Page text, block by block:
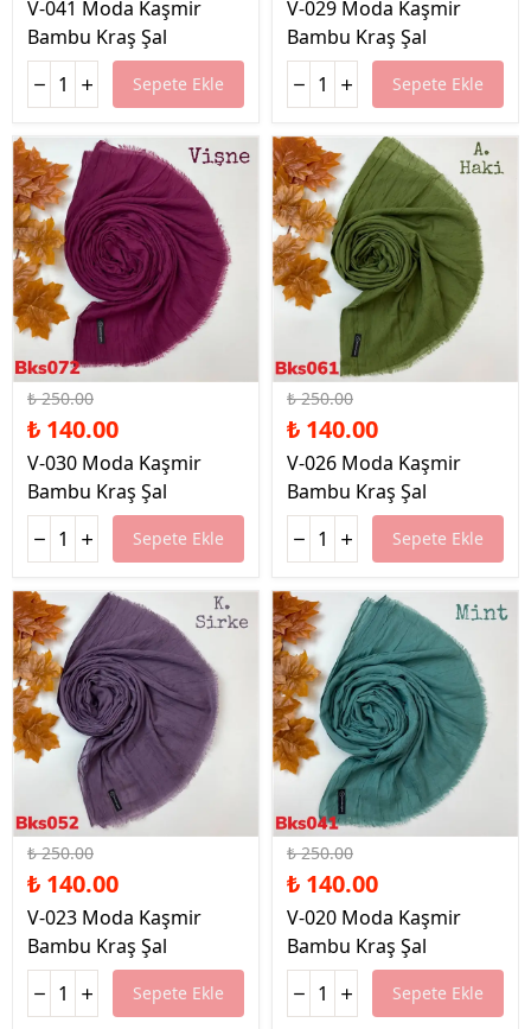
V-041 Moda Kaşmir
Bambu Kraş Şal
Sepete Ekle
V-029 Moda Kaşmir
Bambu Kraş Şal
Sepete Ekle
%44 İndirim
₺ 250.00
₺ 140.00
V-030 Moda Kaşmir
Bambu Kraş Şal
Sepete Ekle
%44 İndirim
₺ 250.00
₺ 140.00
V-026 Moda Kaşmir
Bambu Kraş Şal
Sepete Ekle
%44 İndirim
₺ 250.00
₺ 140.00
V-023 Moda Kaşmir
Bambu Kraş Şal
Sepete Ekle
%44 İndirim
₺ 250.00
₺ 140.00
V-020 Moda Kaşmir
Bambu Kraş Şal
Sepete Ekle